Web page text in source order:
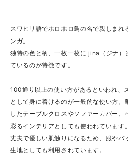
スワヒリ語でホロホロ鳥の名で親しまれ
ンガ。
独特の色と柄、一枚一枚に jina（ジナ）
ているのが特徴です。
100通り以上の使い方があるといわれ、
として身に着けるのが一般的な使い方
したテーブルクロスやソファーカバー、
彩るインテリアとしても使われています。
丈夫で優しい肌触りになるため、服やバ
生地としても利用されています。